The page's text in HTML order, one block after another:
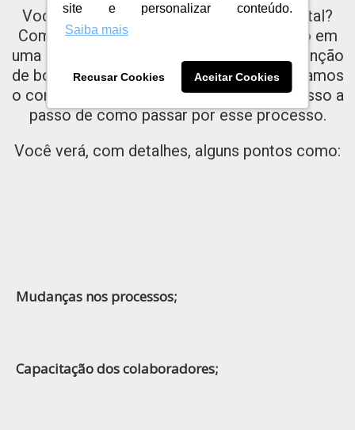
site e personalizar conteúdo.
Saiba mais
Recusar Cookies Aceitar Cookies
Você já ouviu falar da transformação digital?
Compreendê-la e identificar sua aplicação em
uma empresa é fundamental para a manutenção
de bons resultados. Neste material, explicamos
o conceito e vamos além, mostrando o passo a
passo de como passar por esse processo.
Você verá, com detalhes, alguns pontos como:
Mudanças nos processos;
Capacitação dos colaboradores;